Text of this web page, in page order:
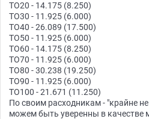
ТО20 - 14.175 (8.250)
ТО30 - 11.925 (6.000)
ТО40 - 26.089 (17.500)
ТО50 - 11.925 (6.000)
ТО60 - 14.175 (8.250)
ТО70 - 11.925 (6.000)
ТО80 - 30.238 (19.250)
ТО90 - 11.925 (6.000)
ТО100 - 21.671 (11.250)
По своим расходникам - "крайне
можем быть уверенны в качестве